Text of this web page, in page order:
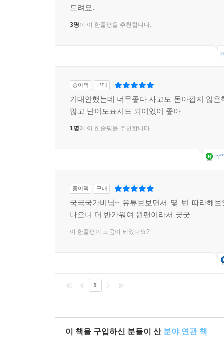
드려요.
3명이 이 한줄평을 추천합니다.
종이책 구매
기대안했는데 너무좋다 사고도 돈아깝지 않은
많고 난이도표시도 되어있어 좋아
1명이 이 한줄평을 추천합니다.
종이책 구매
국국국가비님~ 유튜브보면서 몇 번 따라해
나오니 더 반가워여 원팬이라서 굿굿
이 한줄평이 도움이 되었나요?
1
이 책을 구입하신 분들이 산 분야 연관 책